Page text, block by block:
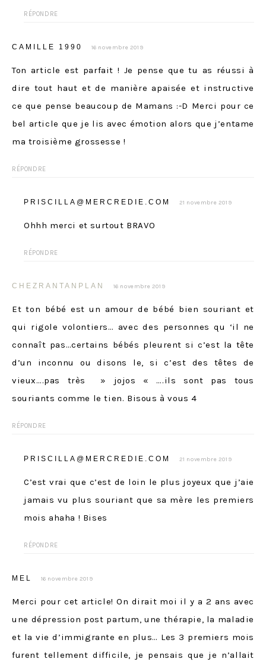
RÉPONDRE
CAMILLE 1990 16 novembre 2019
Ton article est parfait ! Je pense que tu as réussi à
dire tout haut et de manière apaisée et instructive
ce que pense beaucoup de Mamans :-D Merci pour ce
bel article que je lis avec émotion alors que j’entame
ma troisième grossesse !
RÉPONDRE
PRISCILLA@MERCREDIE.COM 21 novembre 2019
Ohhh merci et surtout BRAVO
RÉPONDRE
CHEZRANTANPLAN 16 novembre 2019
Et ton bébé est un amour de bébé bien souriant et
qui rigole volontiers… avec des personnes qu ‘il ne
connaît pas…certains bébés pleurent si c’est la tête
d’un inconnu ou disons le, si c’est des têtes de
vieux….pas très » jojos « ….ils sont pas tous
souriants comme le tien. Bisous à vous 4
RÉPONDRE
PRISCILLA@MERCREDIE.COM 21 novembre 2019
C’est vrai que c’est de loin le plus joyeux que j’aie
jamais vu plus souriant que sa mère les premiers
mois ahaha ! Bises
RÉPONDRE
MEL 16 novembre 2019
Merci pour cet article! On dirait moi il y a 2 ans avec
une dépression post partum, une thérapie, la maladie
et la vie d’immigrante en plus… Les 3 premiers mois
furent tellement difficile, je pensais que je n’allait